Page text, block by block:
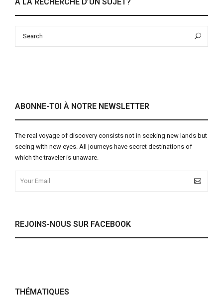
ABONNE-TOI À NOTRE NEWSLETTER
The real voyage of discovery consists not in seeking new lands but
seeing with new eyes. All journeys have secret destinations of
which the traveler is unaware.
REJOINS-NOUS SUR FACEBOOK
THÉMATIQUES